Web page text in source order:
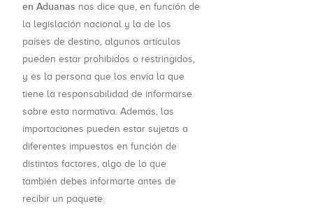
en Aduanas nos dice que, en función de
la legislación nacional y la de los
países de destino, algunos artículos
pueden estar prohibidos o restringidos,
y es la persona que los envía la que
tiene la responsabilidad de informarse
sobre esta normativa. Además, las
importaciones pueden estar sujetas a
diferentes impuestos en función de
distintos factores, algo de lo que
también debes informarte antes de
recibir un paquete.